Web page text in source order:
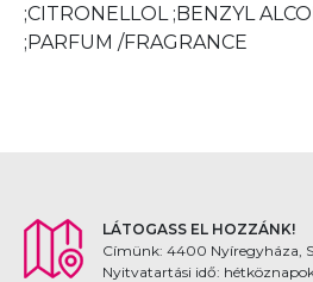
;CITRONELLOL ;BENZYL
;PARFUM /FRAGRANCE
LÁTOGASS EL HOZZÁNK!
Címünk: 4400 Nyíregyháza,
Nyitvatartási idő: